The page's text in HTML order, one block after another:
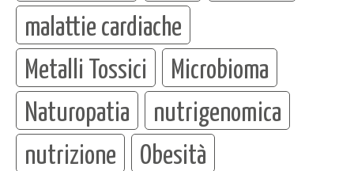
malattie cardiache
Metalli Tossici
Microbioma
Naturopatia
nutrigenomica
nutrizione
Obesità